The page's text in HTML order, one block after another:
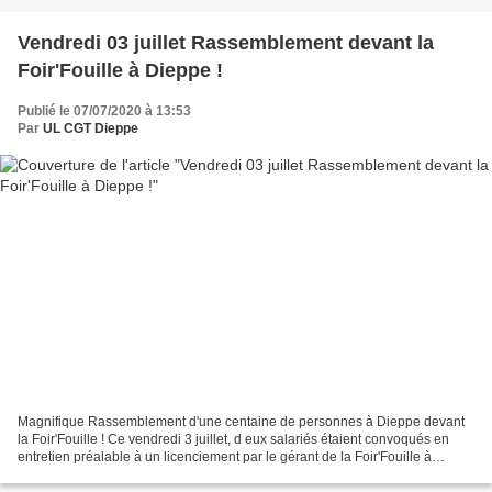
Vendredi 03 juillet Rassemblement devant la
Foir'Fouille à Dieppe !
Publié le 07/07/2020 à 13:53
Par UL CGT Dieppe
Magnifique Rassemblement d'une centaine de personnes à Dieppe devant
la Foir'Fouille ! Ce vendredi 3 juillet, d eux salariés étaient convoqués en
entretien préalable à un licenciement par le gérant de la Foir'Fouille à